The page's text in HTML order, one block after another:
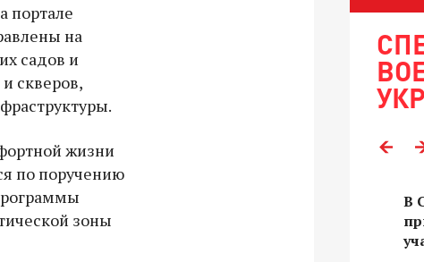
портале
на
садов и
скверов,
жизни
по поручению
зоны
Владимир Якушев передал бойцам
СВО дроны и технику связи
В